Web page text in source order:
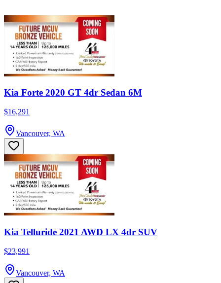
Kia Forte 2020 GT 4dr Sedan 6M
$16,291
Vancouver, WA
Kia Telluride 2021 AWD LX 4dr SUV
$23,991
Vancouver, WA